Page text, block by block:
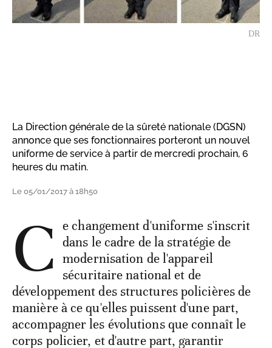
DR
La Direction générale de la sûreté nationale (DGSN)
annonce que ses fonctionnaires porteront un nouvel
uniforme de service à partir de mercredi prochain, 6
heures du matin.
Le 05/01/2017 à 18h50
C e changement d'uniforme s'inscrit
dans le cadre de la stratégie de
modernisation de l'appareil
sécuritaire national et de
développement des structures policières de
manière à ce qu'elles puissent d'une part,
accompagner les évolutions que connaît le
corps policier, et d'autre part, garantir